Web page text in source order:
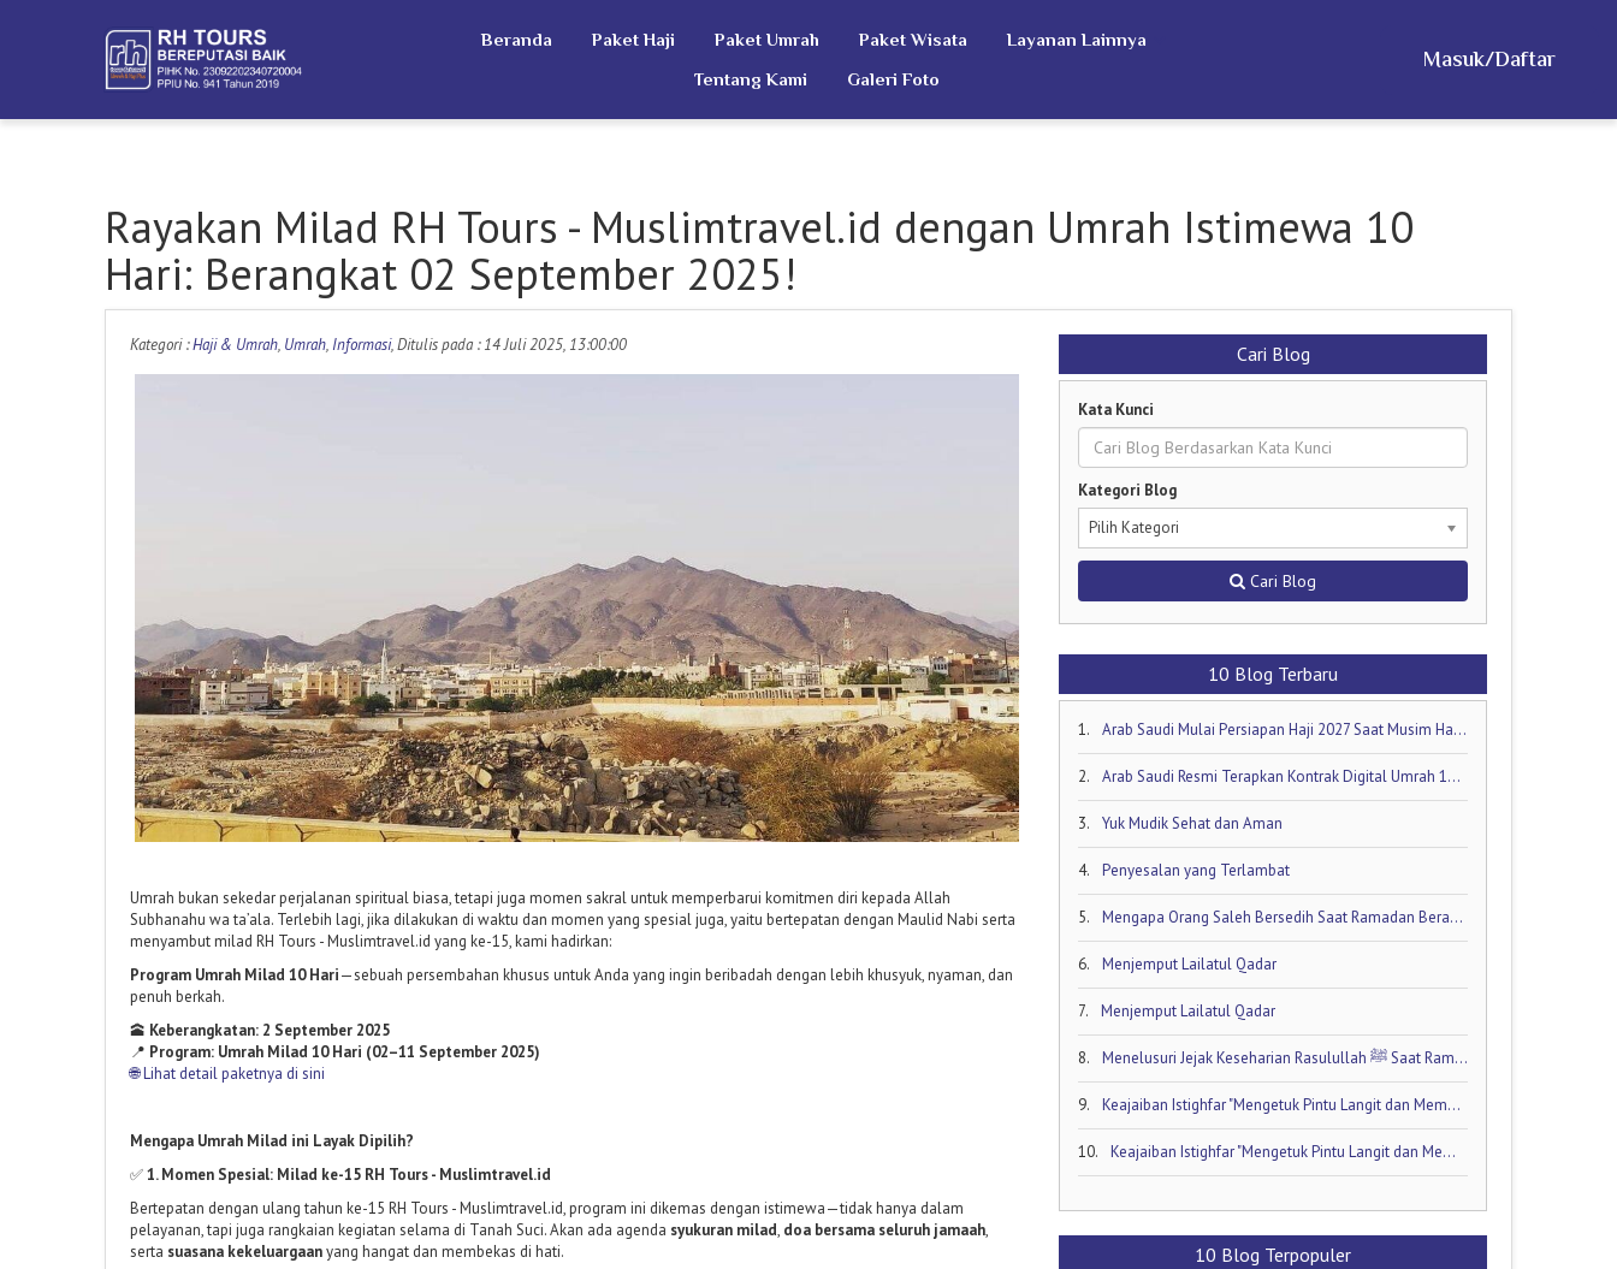
Beranda Paket Haji Paket Umrah Paket Wisata
Layanan Lainnya
Tentang Kami
Galeri Foto
Masuk/Daftar
Rayakan Milad RH Tours - Muslimtravel.id dengan Umrah Istimewa 10
Hari: Berangkat 02 September 2025!
Kategori :Haji & Umrah, Umrah, Informasi, Ditulis pada : 14 Juli 2025, 13:00:00
Umrah bukan sekedar perjalanan spiritual biasa, tetapi juga momen sakral untuk memperbarui komitmen diri kepada Allah
Subhanahu wa ta’ala. Terlebih lagi, jika dilakukan di waktu dan momen yang spesial juga, yaitu bertepatan dengan Maulid Nabi serta
menyambut milad RH Tours -Muslimtravel.id yang ke-15, kami hadirkan:
Program Umrah Milad 10 Hari—sebuah persembahan khusus untuk Anda yang ingin beribadah dengan lebih khusyuk, nyaman, dan
penuh berkah.
🕋 Keberangkatan: 2 September 2025
📍 Program: Umrah Milad 10 Hari (02–11 September 2025)
🌐Lihat detail paketnya di sini
Mengapa Umrah Milad ini Layak Dipilih?
✅1. Momen Spesial: Milad ke-15 RH Tours - Muslimtravel.id
Bertepatan dengan ulang tahun ke-15 RH Tours - Muslimtravel.id, program ini dikemas dengan istimewa—tidak hanya dalam
pelayanan, tapi juga rangkaian kegiatan selama di Tanah Suci. Akan ada agenda syukuran milad, doa bersama seluruh jamaah,
serta suasana kekeluargaanyang hangat dan membekas di hati.
Cari Blog
Kata Kunci
Kategori Blog
Pilih Kategori
Cari Blog
10 Blog Terbaru
1. Arab Saudi Mulai Persiapan Haji 2027 Saat Musim Haji 2026 Masih Berjalan!
2. Arab Saudi Resmi Terapkan Kontrak Digital Umrah 1448 H: Visa Dibuka Akhir Mei 2026
3. Yuk Mudik Sehat dan Aman
4. Penyesalan yang Terlambat
5. Mengapa Orang Saleh Bersedih Saat Ramadan Berakhir
6. Menjemput Lailatul Qadar
7. Menjemput Lailatul Qadar
8. Menelusuri Jejak Keseharian Rasulullah ﷺ Saat Ramadan
9. Keajaiban Istighfar "Mengetuk Pintu Langit dan Membuka Keran Rezeki yang Tersumbat"
10. Keajaiban Istighfar "Mengetuk Pintu Langit dan Membuka Keran Rezeki yang Tersumbat"
10 Blog Terpopuler